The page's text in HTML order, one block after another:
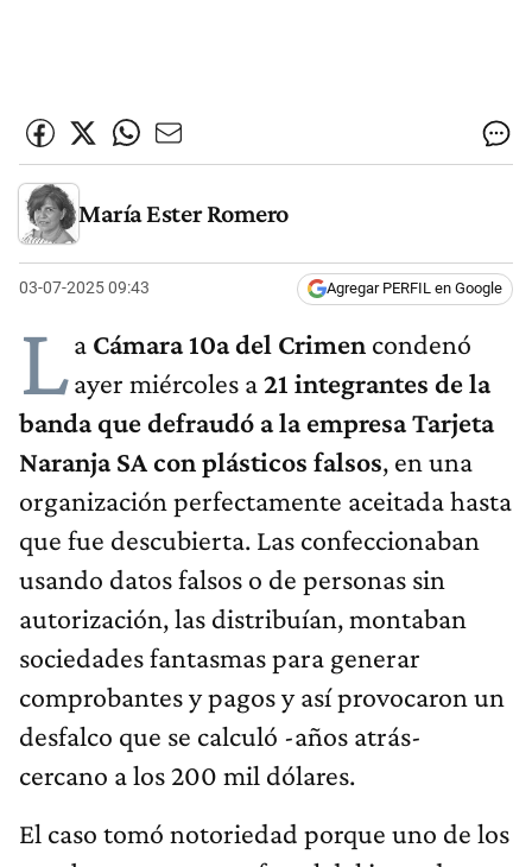
María Ester Romero
03-07-2025 09:43 Agregar PERFIL en Google
La Cámara 10a del Crimen condenó
ayer miércoles a21 integrantes de la
banda que defraudó a la empresa Tarjeta
Naranja SA con plásticos falsos, en una
organización perfectamente aceitada hasta
que fue descubierta. Las confeccionaban
usando datos falsos o de personas sin
autorización, las distribuían, montaban
sociedades fantasmas para generar
comprobantes y pagos y así provocaron un
desfalco que se calculó -años atrás-
cercano a los 200 mil dólares.
El caso tomó notoriedad porque uno de los